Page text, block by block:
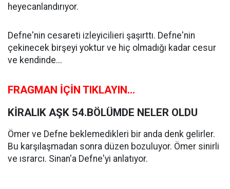
heyecanlandırıyor.
Defne'nin cesareti izleyicilieri şaşırttı. Defne'nin
çekinecek birşeyi yoktur ve hiç olmadığı kadar cesur
ve kendinde...
FRAGMAN İÇİN TIKLAYIN...
KİRALIK AŞK 54.BÖLÜMDE NELER OLDU
Ömer ve Defne beklemedikleri bir anda denk gelirler.
Bu karşılaşmadan sonra düzen bozuluyor. Ömer sinirli
ve ısrarcı. Sinan'a Defne'yi anlatıyor.